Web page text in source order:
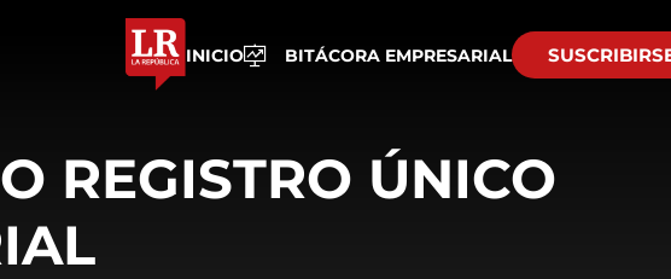
INICIO BITÁCORA EMPRESARIAL
REGISTRO ÚNICO